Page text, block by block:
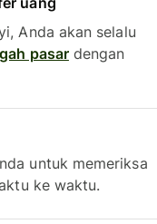
Anda akan selalu
pasardengan
untuk memeriksa
ke waktu.